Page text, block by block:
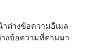
ต่างข้อความอีเมล
งข้อความที่ตามมา